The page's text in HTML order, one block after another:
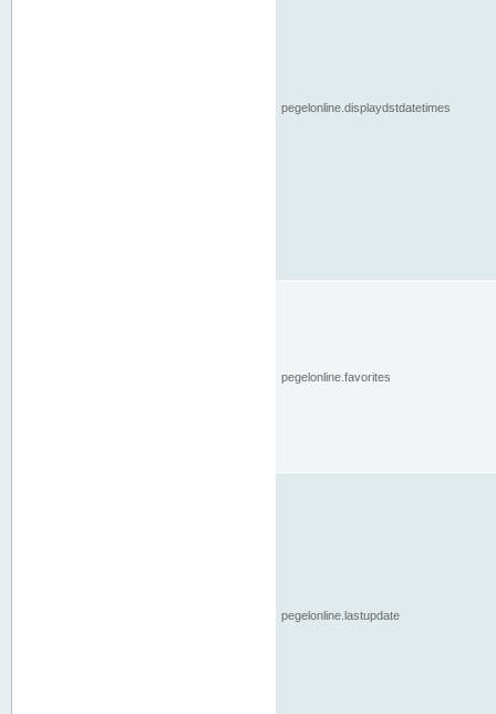
pegelonline.displaydstdatetimes
pegelonline.favorites
pegelonline.lastupdate